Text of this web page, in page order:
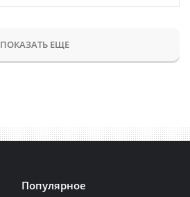
ПОКАЗАТЬ ЕЩЕ
Популярное